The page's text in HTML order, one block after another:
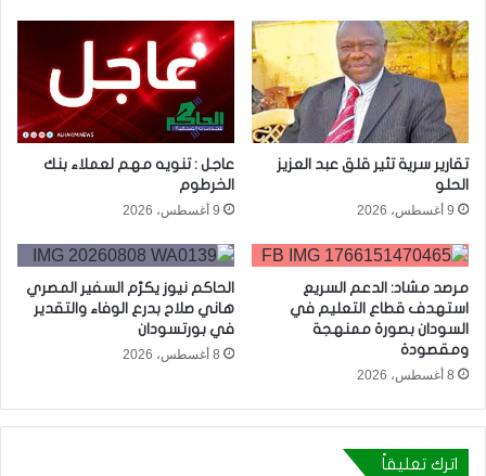
تقارير سرية تثير قلق عبد العزيز
الحلو
9 أغسطس، 2026
عاجل : تنويه مهم لعملاء بنك
الخرطوم
9 أغسطس، 2026
مرصد مشاد: الدعم السريع
استهدف قطاع التعليم في
السودان بصورة ممنهجة
ومقصودة
8 أغسطس، 2026
الحاكم نيوز يكرّم السفير المصري
هاني صلاح بدرع الوفاء والتقدير
في بورتسودان
8 أغسطس، 2026
اترك تعليقاً